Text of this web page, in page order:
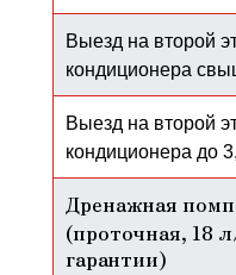
Выезд на второй
кондиционера
Выезд на второй
кондиционера до
Дренажная
(проточная, 18
гарантии)​​​​​​​